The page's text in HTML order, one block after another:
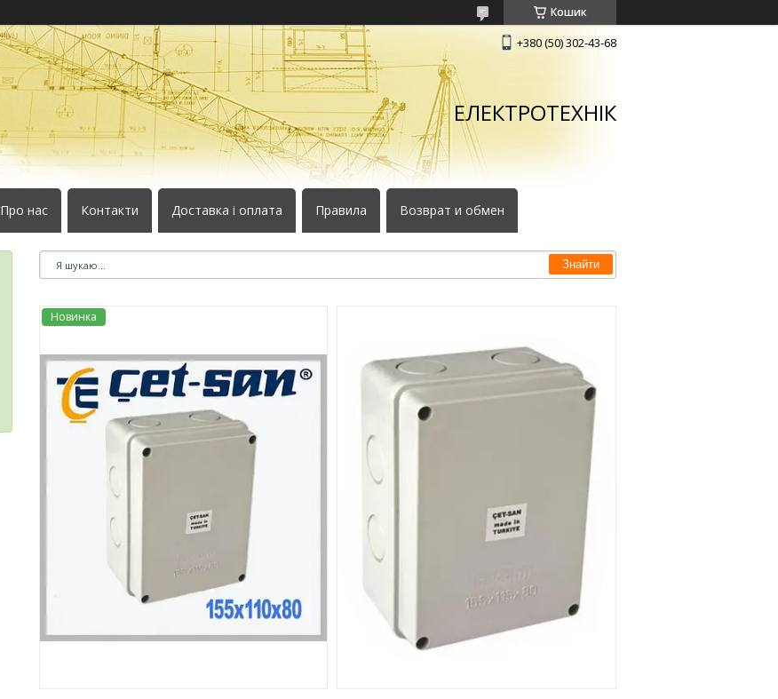
Кошик
+380 (50) 302-43-68
ЕЛЕКТРОТЕХНІК
Про нас Контакти Доставка і оплата Правила Возврат и обмен
Знайти
Новинка